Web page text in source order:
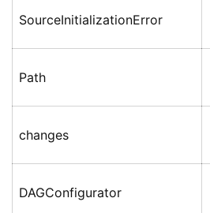
SourceInitializationError
Path
changes
DAGConfigurator